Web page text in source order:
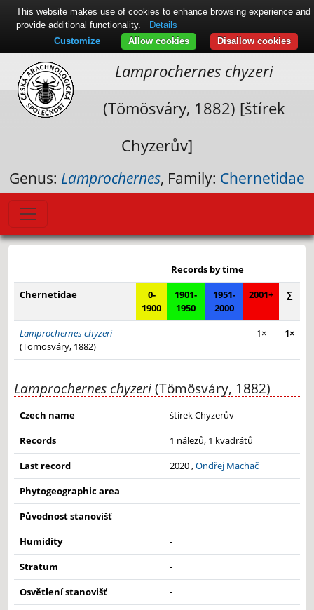
Lamprochernes chyzeri
(Tömösváry, 1882) [štírek
Chyzerův]
Genus: Lamprochernes, Family: Chernetidae
−
Leaflet|© Seznam.cz a.s. a další
Records by time
Chernetidae
0-
1900
1901-
1950
1951-
2000
2001+ ∑
Lamprochernes chyzeri
(Tömösváry, 1882)
1× 1×
Lamprochernes chyzeri(Tömösváry, 1882)
Czech name
štírek Chyzerův
Records
1 nálezů, 1 kvadrátů
Last record
2020 ,Ondřej Machač
Phytogeographic area
-
Původnost stanovišť
-
Humidity
-
Stratum
-
Osvětlení stanovišť
-
This website makes use of cookies to enhance browsing experience and
provide additional functionality.
Details
Disallow cookies
Allow cookies
Customize